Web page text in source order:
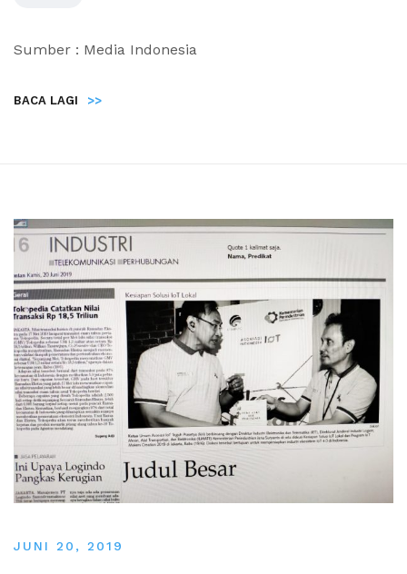
Sumber : Media Indonesia
BACA LAGI >>
JUNI 20, 2019